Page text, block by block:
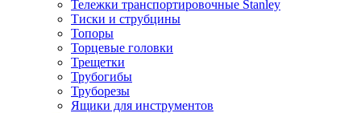
Тележки транспортировочные Stanley
Тиски и струбцины
Топоры
Торцевые головки
Трещетки
Трубогибы
Труборезы
Ящики для инструментов